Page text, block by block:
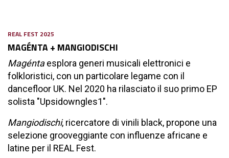
REAL FEST 2025
MAGÉNTA + MANGIODISCHI
Magéntaesplora generi musicali elettronici e
folkloristici, con un particolare legame con il
dancefloor UK. Nel 2020 ha rilasciato il suo primo EP
solista "Upsidowngles1".
Mangiodischi, ricercatore di vinili black, propone una
selezione grooveggiante con influenze africane e
latine per il REAL Fest.